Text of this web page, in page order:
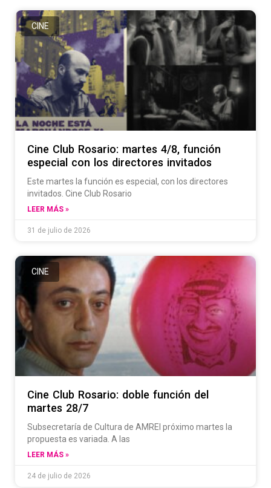
CINE
Cine Club Rosario: martes 4/8, función
especial con los directores invitados
Este martes la función es especial, con los directores
invitados. Cine Club Rosario
LEER MÁS »
31 de julio de 2026
CINE
Cine Club Rosario: doble función del
martes 28/7
Subsecretaría de Cultura de AMREl próximo martes la
propuesta es variada. A las
LEER MÁS »
24 de julio de 2026